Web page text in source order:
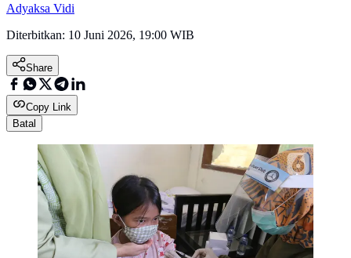
Adyaksa Vidi
Diterbitkan: 10 Juni 2026, 19:00 WIB
Share
Copy Link
Batal